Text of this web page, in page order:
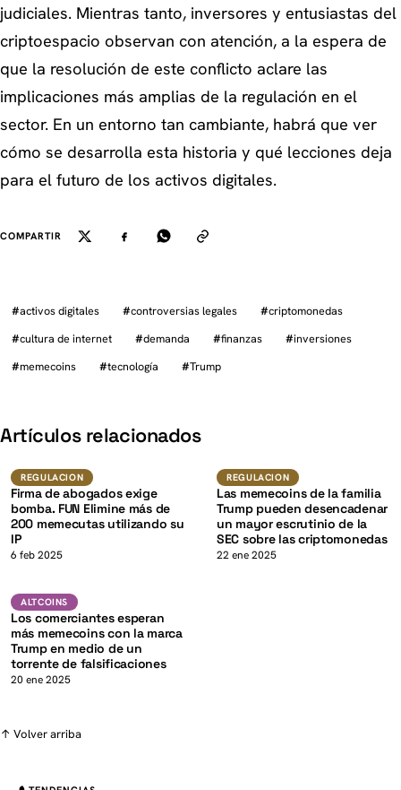
judiciales. Mientras tanto, inversores y entusiastas del
criptoespacio observan con atención, a la espera de
que la resolución de este conflicto aclare las
implicaciones más amplias de la regulación en el
sector. En un entorno tan cambiante, habrá que ver
cómo se desarrolla esta historia y qué lecciones deja
para el futuro de los activos digitales.
COMPARTIR
#activos digitales #controversias legales #criptomonedas
#cultura de internet #demanda #finanzas #inversiones
#memecoins #tecnología #Trump
Artículos relacionados
Regulacion K
REGULACION
Firma de abogados exige
bomba. FUN Elimine más de
200 memecutas utilizando su
IP
6 feb 2025
Regulacion
REGULACION
Las memecoins de la familia
Trump pueden desencadenar
un mayor escrutinio de la
SEC sobre las criptomonedas
22 ene 2025
Altcoins K
ALTCOINS
Los comerciantes esperan
más memecoins con la marca
Trump en medio de un
torrente de falsificaciones
20 ene 2025
↑ Volver arriba